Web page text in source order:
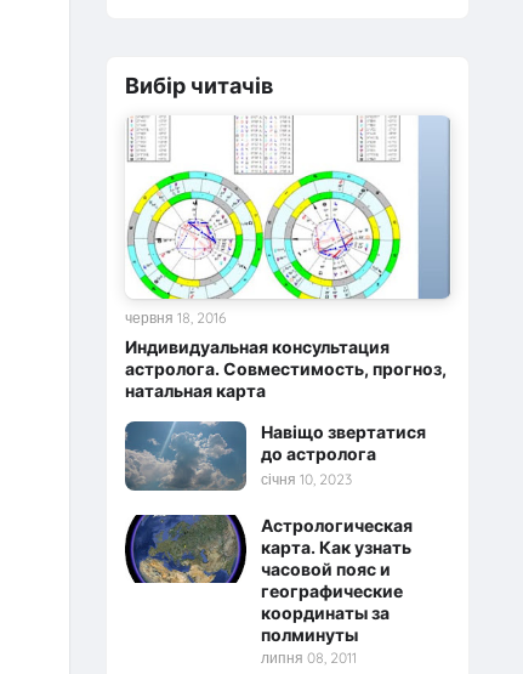
Вибір читачів
Индивидуальная консультация
астролога. Совместимость, прогноз,
натальная карта
червня 18, 2016
Навіщо звертатися
до астролога
січня 10, 2023
Астрологическая
карта. Как узнать
часовой пояс и
географические
координаты за
полминуты
липня 08, 2011